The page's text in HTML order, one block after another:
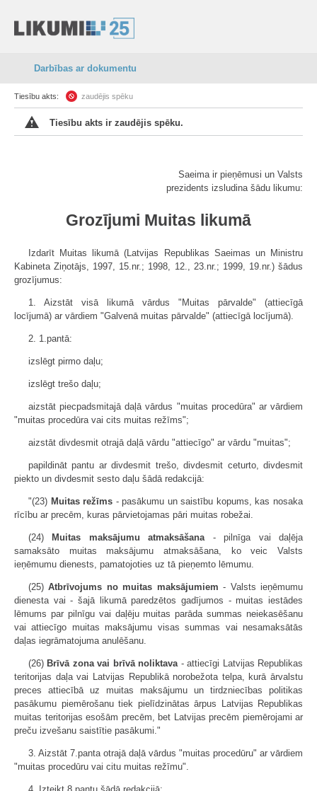
Darbības ar dokumentu
Tiesību akts: zaudējis spēku
Tiesību akts ir zaudējis spēku.
Saeima ir pieņēmusi un Valsts
prezidents izsludina šādu likumu:
Grozījumi Muitas likumā
Izdarīt Muitas likumā (Latvijas Republikas Saeimas un Ministru
Kabineta Ziņotājs, 1997, 15.nr.; 1998, 12., 23.nr.; 1999, 19.nr.) šādus
grozījumus:
1. Aizstāt visā likumā vārdus "Muitas pārvalde" (attiecīgā
locījumā) ar vārdiem "Galvenā muitas pārvalde" (attiecīgā locījumā).
2. 1.pantā:
izslēgt pirmo daļu;
izslēgt trešo daļu;
aizstāt piecpadsmitajā daļā vārdus "muitas procedūra" ar vārdiem
"muitas procedūra vai cits muitas režīms";
aizstāt divdesmit otrajā daļā vārdu "attiecīgo" ar vārdu "muitas";
papildināt pantu ar divdesmit trešo, divdesmit ceturto, divdesmit
piekto un divdesmit sesto daļu šādā redakcijā:
"(23) Muitas režīms - pasākumu un saistību kopums, kas nosaka
rīcību ar precēm, kuras pārvietojamas pāri muitas robežai.
(24) Muitas maksājumu atmaksāšana- pilnīga vai daļēja
samaksāto muitas maksājumu atmaksāšana, ko veic Valsts
ieņēmumu dienests, pamatojoties uz tā pieņemto lēmumu.
(25)Atbrīvojums no muitas maksājumiem - Valsts ieņēmumu
dienesta vai - šajā likumā paredzētos gadījumos - muitas iestādes
lēmums par pilnīgu vai daļēju muitas parāda summas neiekasēšanu
vai attiecīgo muitas maksājumu visas summas vai nesamaksātās
daļas iegrāmatojuma anulēšanu.
(26) Brīvā zona vai brīvā noliktava- attiecīgi Latvijas Republikas
teritorijas daļa vai Latvijas Republikā norobežota telpa, kurā ārvalstu
preces attiecībā uz muitas maksājumu un tirdzniecības politikas
pasākumu piemērošanu tiek pielīdzinātas ārpus Latvijas Republikas
muitas teritorijas esošām precēm, bet Latvijas precēm piemērojami ar
preču izvešanu saistītie pasākumi."
3. Aizstāt 7.panta otrajā daļā vārdus "muitas procedūru" ar vārdiem
"muitas procedūru vai citu muitas režīmu".